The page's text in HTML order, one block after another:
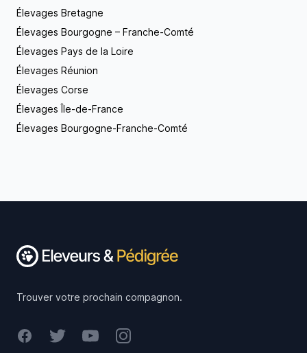
Élevages Bretagne
Élevages Bourgogne – Franche-Comté
Élevages Pays de la Loire
Élevages Réunion
Élevages Corse
Élevages Île-de-France
Élevages Bourgogne-Franche-Comté
Trouver votre prochain compagnon.
FacebookTwitterYoutubeInstagram